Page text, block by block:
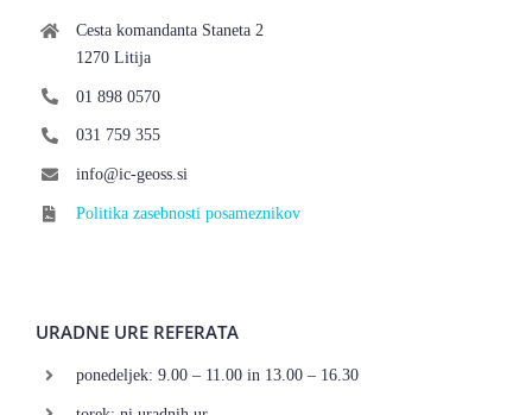
Cesta komandanta Staneta 2
1270 Litija
01 898 0570
031 759 355
info@ic-geoss.si
Politika zasebnosti posameznikov
URADNE URE REFERATA
ponedeljek: 9.00 – 11.00 in 13.00 – 16.30